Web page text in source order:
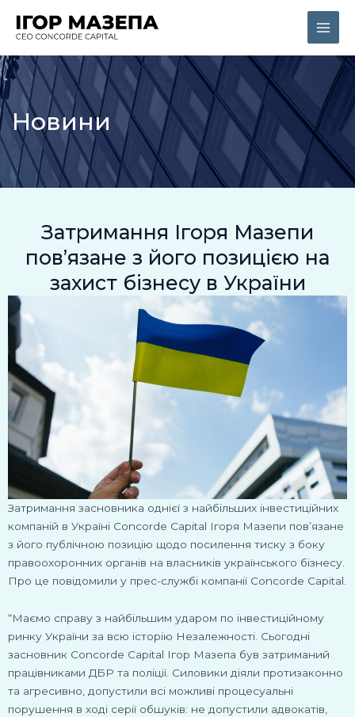
Main
Новини
Затримання Ігоря Мазепи
пов’язане з його позицією на
захист бізнесу в України
Затримання засновника однієї з найбільших інвестиційних
компаній в Україні Concorde Capital Ігоря Мазепи пов’язане
з його публічною позицію щодо посилення тиску з боку
правоохоронних органів на власників українського бізнесу.
Про це повідомили у прес-службі компанії Concorde Capital.
“Маємо справу з найбільшим ударом по інвестиційному
ринку України за всю історію Незалежності. Сьогодні
засновник Concorde Capital Ігор Мазепа був затриманий
працівниками ДБР та поліції. Силовики діяли протизаконно
та агресивно, допустили всі можливі процесуальні
порушення в ході серії обшуків: не допустили адвокатів,